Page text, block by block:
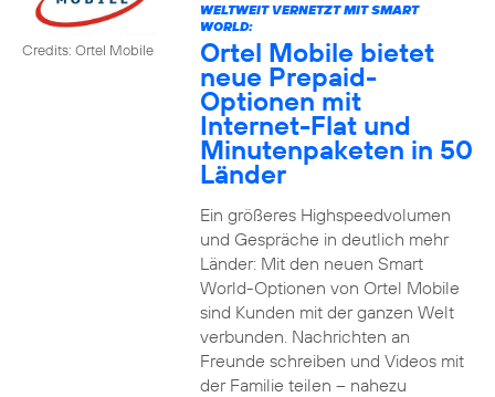
Credits: Ortel Mobile
WELTWEIT VERNETZT MIT SMART
WORLD:
Ortel Mobile bietet
neue Prepaid-
Optionen mit
Internet-Flat und
Minutenpaketen in 50
Länder
Ein größeres Highspeedvolumen
und Gespräche in deutlich mehr
Länder: Mit den neuen Smart
World-Optionen von Ortel Mobile
sind Kunden mit der ganzen Welt
verbunden. Nachrichten an
Freunde schreiben und Videos mit
der Familie teilen – nahezu